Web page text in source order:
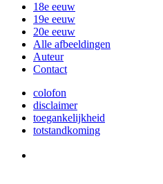
18e eeuw
19e eeuw
20e eeuw
Alle afbeeldingen
Auteur
Contact
colofon
disclaimer
toegankelijkheid
totstandkoming